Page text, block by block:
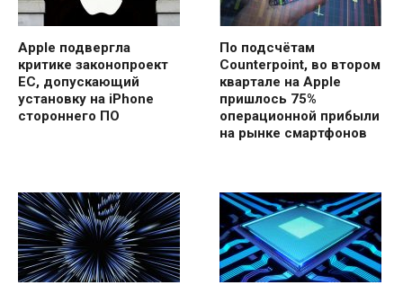
Apple подвергла
критике законопроект
ЕС, допускающий
установку на iPhone
стороннего ПО
По подсчётам
Counterpoint, во втором
квартале на Apple
пришлось 75%
операционной прибыли
на рынке смартфонов